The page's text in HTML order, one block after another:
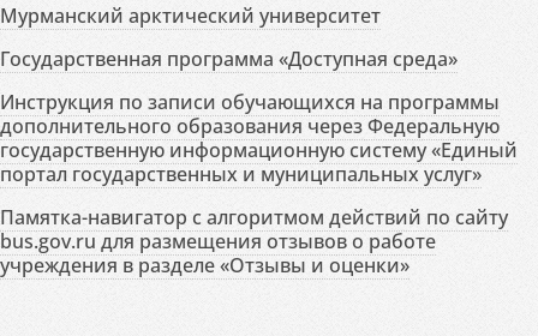
Мурманский арктический университет
Государственная программа «Доступная среда»
Инструкция по записи обучающихся на программы
дополнительного образования через Федеральную
государственную информационную систему «Единый
портал государственных и муниципальных услуг»
Памятка-навигатор с алгоритмом действий по сайту
bus.gov.ru для размещения отзывов о работе
учреждения в разделе «Отзывы и оценки»